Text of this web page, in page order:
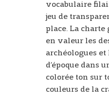
vocabulaire
jeu de
place. La
en valeur les
archéologues
d’époque dans
colorée ton sur
couleurs de la